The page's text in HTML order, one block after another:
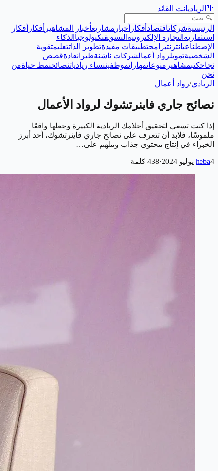
🌴 الرياديانت القائد
الرئيسيةشركاتاقتصاد أفكار أخبار مشاريعأخبار المشاهير أفكار أفكار
استثمارية التجارة الإلكترونية التسويقتكنولوجيا الذكاء
الإصطناعيانترنتبرامجتطبيقات مفيدةتطوير الذاتتعليمتقوية
الشخصيةتمويلرواد أعمالشركات ناشئةطيرانقادةقصص
نجاحكتبمشاهير منوعاتمهاراتموظفيننساء ريادياتنصائحنمط حياةمن
نحن
الريادي/رواد أعمال
نصائح جاري فاينرتشوك لرواد الأعمال
إذا كنت تسعى لتحقيق أحلامك الريادية الكبيرة وجعلها واقعًا
ملموسًا، فلابد أن تتعرف على نصائح جاري فاينرتشوك، أحد أبرز
الخبراء في إنتاج محتوى جذاب وملهم على…
heba4 يوليو 2024 ·
438 كلمة